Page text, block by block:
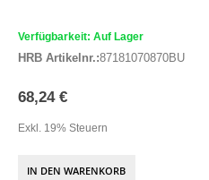
Verfügbarkeit: Auf Lager
HRB Artikelnr.:87181070870BU
68,24 €
Exkl. 19% Steuern
IN DEN WARENKORB